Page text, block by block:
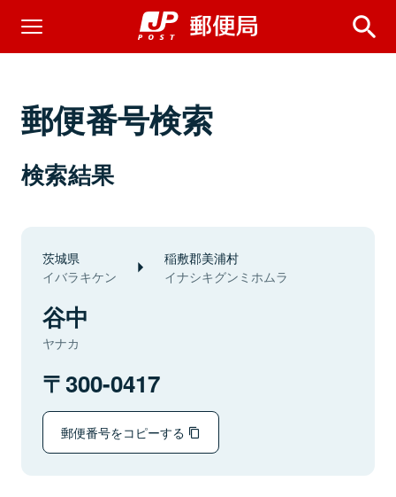
郵便番号検索
検索結果
茨城県
イバラキケン
稲敷郡美浦村
イナシキグンミホムラ
谷中
ヤナカ
300-0417
郵便番号をコピーする